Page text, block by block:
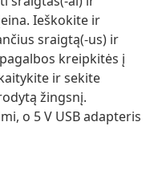
Ieškokite ir
sraigtą(-us) ir
kreipkitės į
ir sekite
žingsnį.
o 5 V USB adapteris